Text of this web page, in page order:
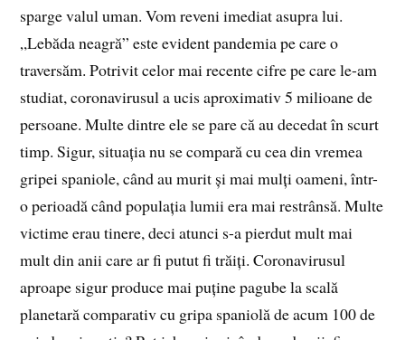
sparge valul uman. Vom reveni imediat asupra lui.
„Lebăda neagră” este evident pandemia pe care o
traversăm. Potrivit celor mai recente cifre pe care le-am
studiat, coronavirusul a ucis aproximativ 5 milioane de
persoane. Multe dintre ele se pare că au decedat în scurt
timp. Sigur, situația nu se compară cu cea din vremea
gripei spaniole, când au murit și mai mulți oameni, într-
o perioadă când populația lumii era mai restrânsă. Multe
victime erau tinere, deci atunci s-a pierdut mult mai
mult din anii care ar fi putut fi trăiți. Coronavirusul
aproape sigur produce mai puține pagube la scală
planetară comparativ cu gripa spaniolă de acum 100 de